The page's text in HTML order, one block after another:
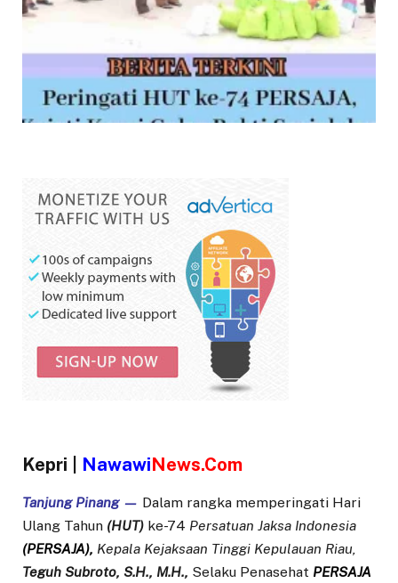
Kepri | NawawiNews.Com
Tanjung Pinang — Dalam rangka memperingati Hari
Ulang Tahun (HUT) ke-74 Persatuan Jaksa Indonesia
(PERSAJA), Kepala Kejaksaan Tinggi Kepulauan Riau,
Teguh Subroto, S.H., M.H., Selaku Penasehat PERSAJA